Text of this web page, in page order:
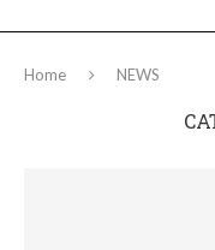
Home NEWS